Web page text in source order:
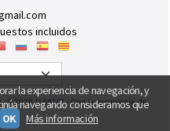
Compra
pedido
Cookies
incluidos
la experiencia de navegación, y
navegando consideramos que
OK Más información